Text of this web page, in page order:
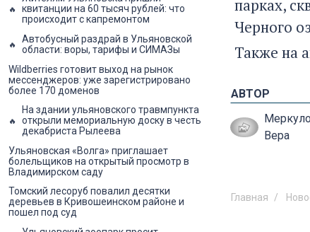
парках,
Черного
Также на
АВТОР
Вера
Главная
квитанции на 60 тысяч рублей: что
происходит с капремонтом
Автобусный раздрай в Ульяновской
области: воры, тарифы и СИМАЗы
Wildberries готовит выход на рынок
мессенджеров: уже зарегистрировано
более 170 доменов
На здании ульяновского травмпункта
открыли мемориальную доску в честь
декабриста Рылеева
Ульяновская «Волга» приглашает
болельщиков на открытый просмотр в
Владимирском саду
Томский лесоруб повалил десятки
деревьев в Кривошеинском районе и
пошел под суд